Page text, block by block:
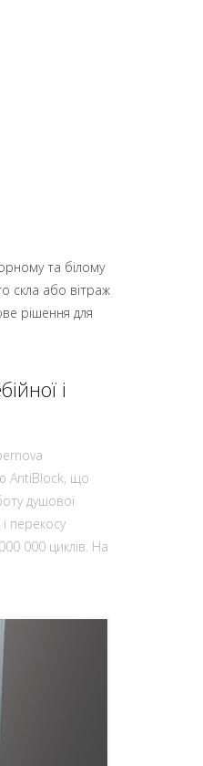
та білому
скла або вітраж
рішення для
і
AntiBlock, що
душової
перекосу
000 циклів. На